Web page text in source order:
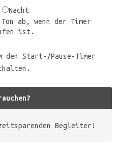
Nacht
ab, wenn der Timer
ist.
den Start-/Pause-Timer
Begleiter!